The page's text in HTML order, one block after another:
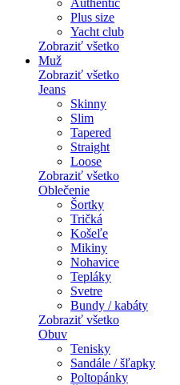
Authentic
Plus size
Yacht club
Zobraziť všetko
Muž
Zobraziť všetko
Jeans
Skinny
Slim
Tapered
Straight
Loose
Zobraziť všetko
Oblečenie
Šortky
Tričká
Košeľe
Mikiny
Nohavice
Tepláky
Svetre
Bundy / kabáty
Zobraziť všetko
Obuv
Tenisky
Sandále / šľapky
Poltopánky